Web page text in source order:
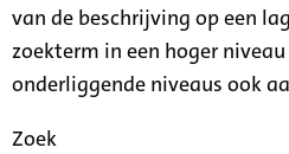
van de beschrijving op een
zoekterm in een hoger
onderliggende niveaus ook
Zoek